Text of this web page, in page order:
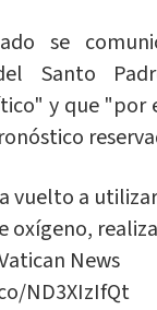
se
Santo
y que "por
vuelto a
oxígeno,
News
ND3XIzIfQt